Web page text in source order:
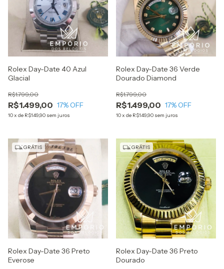
Rolex Day-Date 40 Azul
Glacial
R$1.499,00
R$1.799,00
17% OFF
10x de R$149,90 sem juros
Rolex Day-Date 36 Verde
Dourado Diamond
R$1.499,00
R$1.799,00
17% OFF
10x de R$149,90 sem juros
GRÁTIS
Rolex Day-Date 36 Preto
Everose
GRÁTIS
Rolex Day-Date 36 Preto
Dourado